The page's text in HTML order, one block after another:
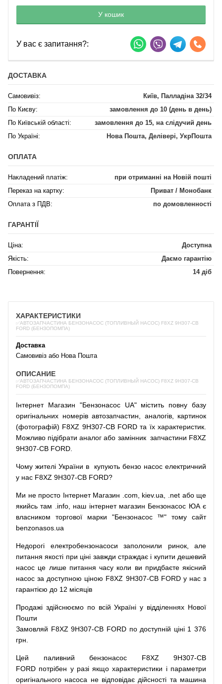
У кошик
У вас є запитання?:
ДОСТАВКА
Самовивіз:
Київ, Палладіна 32/34
По Києву:
замовлення до 10 (день в день)
По Київській області:
замовлення до 15, на слідучий день
По Україні:
Нова Пошта, Делівері, УкрПошта
ОПЛАТА
Накладений платіж:
при отриманні на Новій пошті
Переказ на картку:
Приват / Монобанк
Оплата з ПДВ:
по домовленності
ГАРАНТІЇ
Ціна:
Доступна
Якість:
Даємо гарантію
Повернення:
14 діб
ХАРАКТЕРИСТИКИ
✅АВТОЗАПЧАСТИНА БЕНЗОНАСОС (ТОПЛИВНЫЙ НАСОС) F8XZ 9H307-CB
FORD (БЕНЗОПОМПА)
Доставка
Самовивіз або Нова Пошта
ОПИСАНИЕ
✅АВТОЗАПЧАСТИНА БЕНЗОНАСОС (ТОПЛИВНЫЙ НАСОС) F8XZ 9H307-CB
FORD (БЕНЗОПОМПА)
Інтернет Магазин "Бензонасос UA" містить повну базу
оригінальних номерів автозапчастин аналогів,
картинок
(фотографій) F8XZ 9H307-CB FORD та їх характеристик.
Можливо підібрати аналог або замінникзапчастини F8XZ
9H307-CB FORD.
Чому жителі України в купують бензо насос електричний
у нас F8XZ 9H307-CB FORD?
Ми не просто Інтернет Магазин .com kiev.ua .net або ще
якийсь там .info, наш інтернет магазин Бензонасос ЮА є
власником
торгової марки "Бензонасос ™" тому
сайт
benzonasos.ua
Недорогі електробензонасоси заполонили ринок,
але
питання якості при ціні завжди страждає і купити дешевий
насос це лише питання часу коли ви придбаєте якісний
насос за доступною ціною F8XZ 9H307-CB FORD у нас з
гарантією до 12 місяців
Продажі здійснюємо по всій Україні у відділеннях Нової
Пошти
Замовляй F8XZ 9H307-CB FORD по доступній ціні 1 376
грн.
Цей паливний бензонасос F8XZ 9H307-CB
FORD потрібен у разі якщо характеристики і параметри
оригінального насоса не відповідає дійсності та машина